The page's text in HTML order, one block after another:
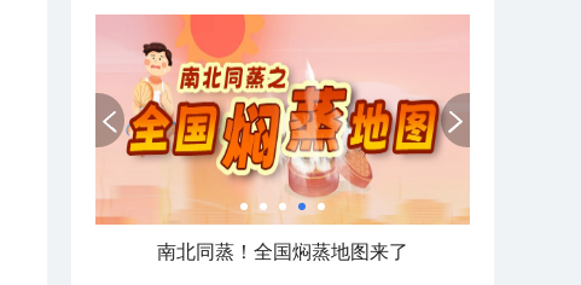
南北同蒸！全国焖蒸地图来了